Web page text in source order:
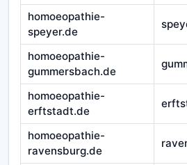
homoeopathie-
speyer.de
homoeopathie-
gummersbach.de
homoeopathie-
erftstadt.de
homoeopathie-
ravensburg.de